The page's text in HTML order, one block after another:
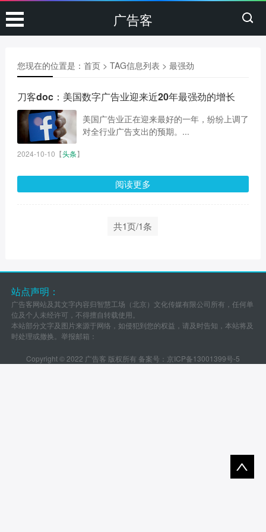
广告客
您现在的位置是： 首页> TAG信息列表 > 最强劲
刀客doc：美国数字广告业迎来近20年最强劲的增长
美国广告业正在迎来最好的一年，纷纷上调了
对全行业广告支出的预期。...
2024-10-10 【头条】
阅读更多
共1页/1条
站点声明：
广告客网站及其文字内容归智慧工场（北京）文化传媒有限公司所有，任何单
位及个人未经许可，不得擅自转载使用。
本站部分文字及图片来源于网络，如侵犯到您的权益，请及时告知，本站将及
时处理或撤换。举报邮箱：
Copyright © 2022 广告客 版权所有 备案号： 京ICP备13001399号-5